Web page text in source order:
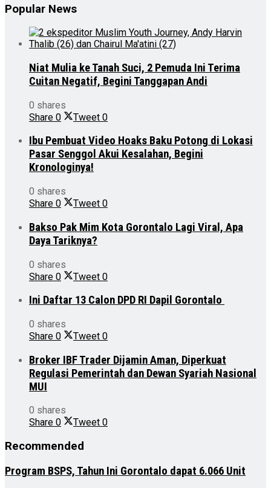
Popular News
Niat Mulia ke Tanah Suci, 2 Pemuda Ini Terima
Cuitan Negatif, Begini Tanggapan Andi
0 shares
Share 0 Tweet 0
Ibu Pembuat Video Hoaks Baku Potong di Lokasi
Pasar Senggol Akui Kesalahan, Begini
Kronologinya!
0 shares
Share 0 Tweet 0
Bakso Pak Mim Kota Gorontalo Lagi Viral, Apa
Daya Tariknya?
0 shares
Share 0 Tweet 0
Ini Daftar 13 Calon DPD RI Dapil Gorontalo
0 shares
Share 0 Tweet 0
Broker IBF Trader Dijamin Aman, Diperkuat
Regulasi Pemerintah dan Dewan Syariah Nasional
MUI
0 shares
Share 0 Tweet 0
Recommended
Program BSPS, Tahun Ini Gorontalo dapat 6.066 Unit